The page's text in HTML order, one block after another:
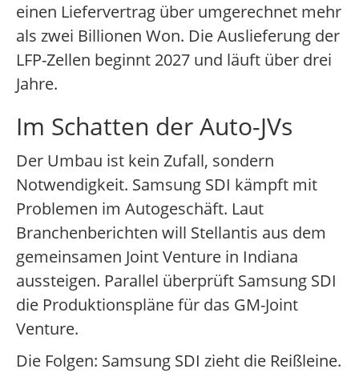
einen Liefervertrag über umgerechnet mehr
als zwei Billionen Won. Die Auslieferung der
LFP-Zellen beginnt 2027 und läuft über drei
Jahre.
Im Schatten der Auto-JVs
Der Umbau ist kein Zufall, sondern
Notwendigkeit. Samsung SDI kämpft mit
Problemen im Autogeschäft. Laut
Branchenberichten will Stellantis aus dem
gemeinsamen Joint Venture in Indiana
aussteigen. Parallel überprüft Samsung SDI
die Produktionspläne für das GM-Joint
Venture.
Die Folgen: Samsung SDI zieht die Reißleine.